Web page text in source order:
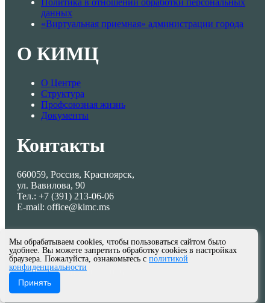
Политика в отношении обработки персональных
данных
«Виртуальная приемная» администрации города
О КИМЦ
О Центре
Структура
Профсоюзная жизнь
Документы
Контакты
660059, Россия, Красноярск,
ул. Вавилова, 90
Тел.: +7 (391) 213-06-06
E-mail: office@kimc.ms
© МКУ КИМЦ 2013-2026
Мы обрабатываем cookies, чтобы пользоваться сайтом было
удобнее. Вы можете запретить обработку cookies в настройках
браузера. Пожалуйста, ознакомьтесь с политикой
конфиденциальности
Принять